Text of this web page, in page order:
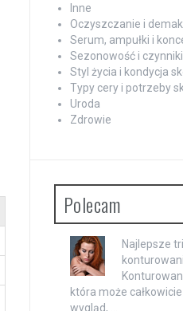
Inne
Oczyszczanie i
Serum, ampułki i
Sezonowość i
Styl życia i kondycja
Typy cery i potrzeby
Uroda
Zdrowie
Polecam
Najlepsze
która może
wygląd, …